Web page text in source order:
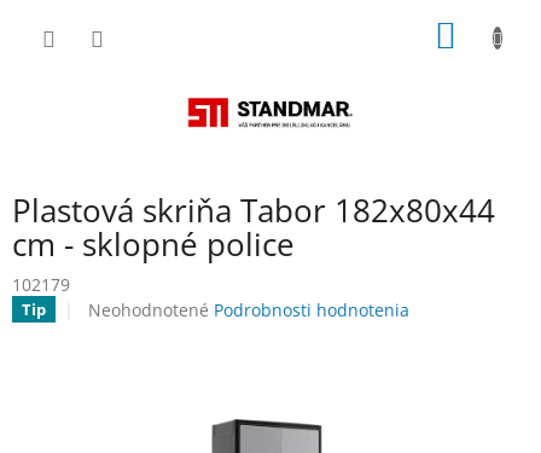
Plastová skriňa Tabor 182x80x44
cm - sklopné police
102179
Tip
Priemerné
Neohodnotené Podrobnosti hodnotenia